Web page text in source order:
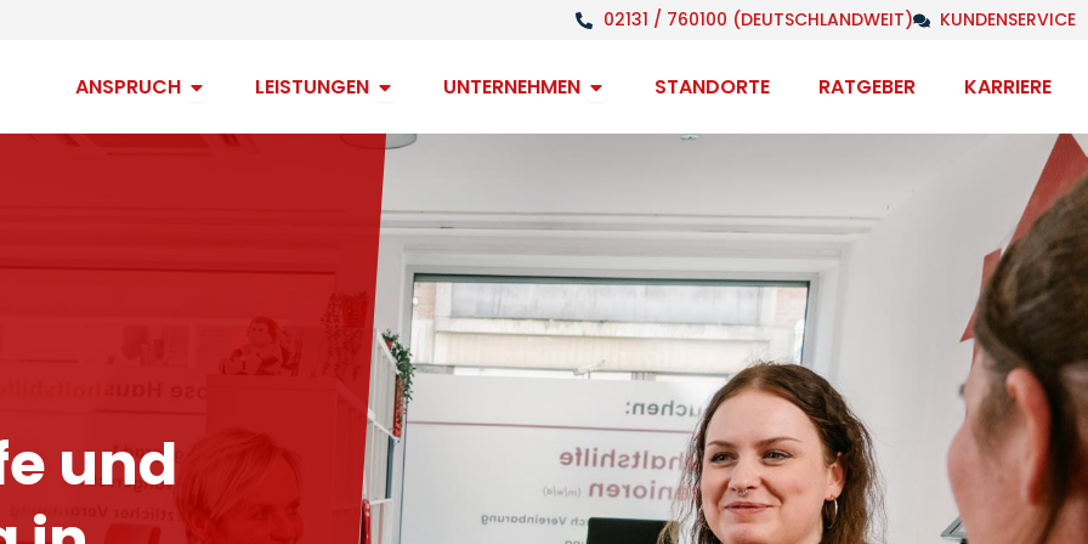
02131 / 760100 (DEUTSCHLANDWEIT) KUNDENSERVICE
ANSPRUCH Open Anspruch
LEISTUNGEN Open Leistungen
UNTERNEHMEN Open Unternehmen
STANDORTE RATGEBER KARRIERE
und